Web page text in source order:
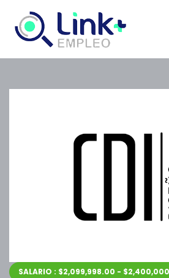
SALARIO : $2,099,998.00 -